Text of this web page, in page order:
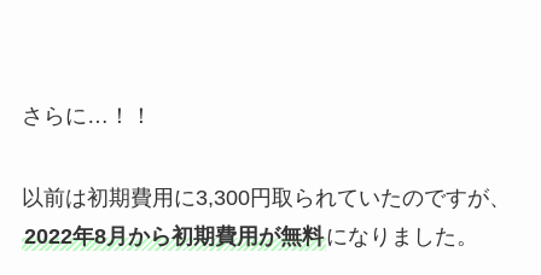
さらに…！！
以前は初期費用に3,300円取られていたのですが、
2022年8月から初期費用が無料になりました。